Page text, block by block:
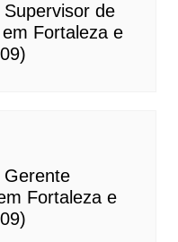
de
Fortaleza e
Gerente
Fortaleza e